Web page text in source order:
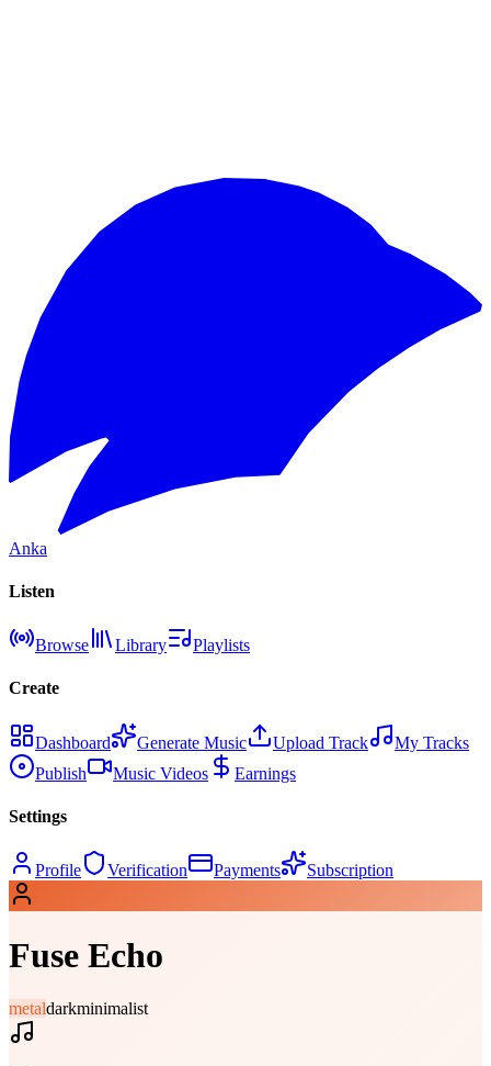
Anka
Listen
Browse Library Playlists
Create
Dashboard Generate Music Upload Track
My Tracks
Publish
Music Videos Earnings
Settings
Profile Verification Payments Subscription
Fuse Echo
metaldarkminimalist